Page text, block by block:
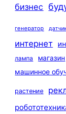
бизнес
генератор
интернет
лампа
магазин
машинное
растение